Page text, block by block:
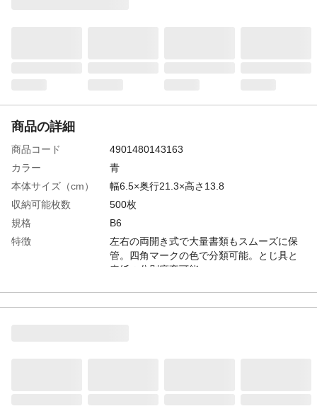
商品の詳細
商品コード
4901480143163
カラー
青
本体サイズ（cm）
幅6.5×奥行21.3×高さ13.8
収納可能枚数
500枚
規格
B6
特徴
左右の両開き式で大量書類もスムーズに保
管。四角マークの色で分類可能。とじ具と
表紙の分別廃棄可能